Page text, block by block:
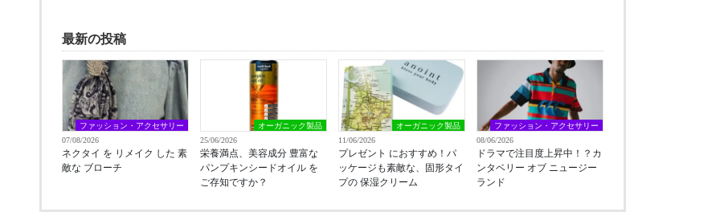
最新の投稿
ファッション・アクセサリー
07/08/2026
ネクタイ を リメイク した 素
敵な ブローチ
オーガニック製品
25/06/2026
栄養満点、美容成分 豊富な
パンプキンシードオイル を
ご存知ですか？
オーガニック製品
11/06/2026
プレゼント におすすめ！パ
ッケージも素敵な、固形タイ
プの 保湿クリーム
ファッション・アクセサリー
08/06/2026
ドラマで注目度上昇中！？カ
ンタベリー オブ ニュージー
ランド